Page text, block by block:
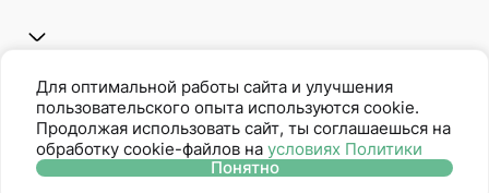
Oriflame является членом Ассоциации Прямых Продаж
Для оптимальной работы сайта и улучшения
пользовательского опыта используются cookie.
Продолжая использовать сайт, ты соглашаешься на
обработку cookie-файлов на условиях Политики
Понятно